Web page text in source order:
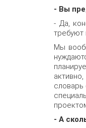
- Вы
- Да,
Мы
- А